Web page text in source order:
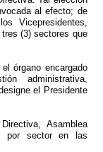
al efecto; de
Vicepresidentes,
(3) sectores que
órgano encargado
administrativa,
el Presidente
Asamblea
por sector en las